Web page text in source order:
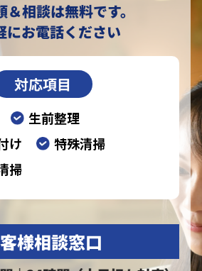
相談は無料です。
にお電話ください
対応項目
生前整理
け
特殊清掃
掃
様相談窓口